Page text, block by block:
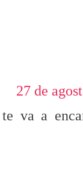
27 de
va a